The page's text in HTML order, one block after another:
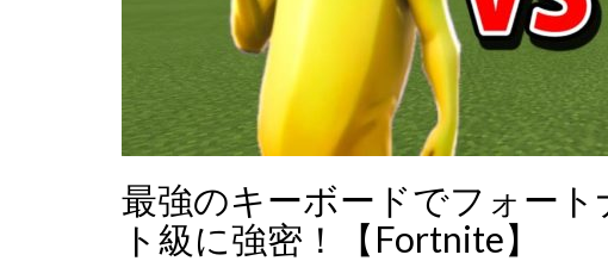
最強のキーボードでフォー
ト級に強密！【Fortnite】